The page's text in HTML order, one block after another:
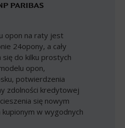
opon na raty jest
24opony, a cały
do kilku prostych
opon,
potwierdzenia
zdolności kredytowej
się nowym
w wygodnych